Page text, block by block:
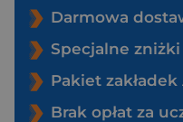
Darmowa
Specjalne
Pakiet zakładek
Brak opłat za